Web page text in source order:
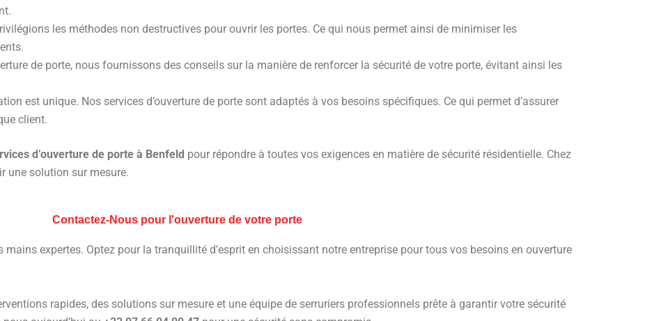
les méthodes non destructives pour ouvrir les portes. Ce qui nous permet ainsi de minimiser les
de porte, nous fournissons des conseils sur la manière de renforcer la sécurité de votre porte, évitant ainsi les
est unique. Nos services d’ouverture de porte sont adaptés à vos besoins spécifiques. Ce qui permet d’assurer
client.
d’ouverture de porte à Benfeld pour répondre à toutes vos exigences en matière de sécurité résidentielle. Chez
une solution sur mesure.
Contactez-Nous pour l'ouverture de votre porte
expertes. Optez pour la tranquillité d’esprit en choisissant notre entreprise pour tous vos besoins en ouverture
rapides, des solutions sur mesure et une équipe de serruriers professionnels prête à garantir votre sécurité